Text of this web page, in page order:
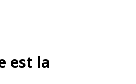
est la